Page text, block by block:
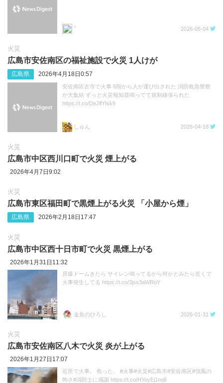
2026-05-04
火災
広島市安佐南区の福祉施設で火災 1人けが
広島県 2026年4月18日0:57
安佐南区古市で火事 5階から人が運び出された 消防救急警察
が大集結 ずっと火災報知器鳴ってて規制線張られた
https://t.co/DeJlfYIsk9
しゅん 2026-04-18
火災
広島市中区西川口町で火災 煙上がる
2026年4月7日9:02
火災
広島市東区福田町で黒煙上がる火災 「小屋から煙」
広島県 2026年2月18日17:47
火災
広島市中区西十日市町で火災 黒煙上がる
2026年1月31日11:32
原爆ドームきたら サイレン鳴ってるから何かとみたら近くで
火事発生してる https://t.co/3jsx3aWRoY
金魚のひろし 2026-01-31
火災
広島市安佐南区八木で火災 炎が上がる
2026年1月27日17:07
近所で火事。 焦った。 #火事#火災#広島市#安佐南区#強風の
怖さ#消防士に感謝 https://t.co/HYoyEj1nq6